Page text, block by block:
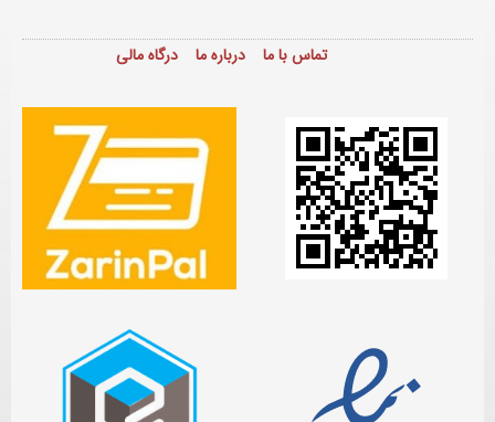
تماس با ما درباره ما درگاه مالی